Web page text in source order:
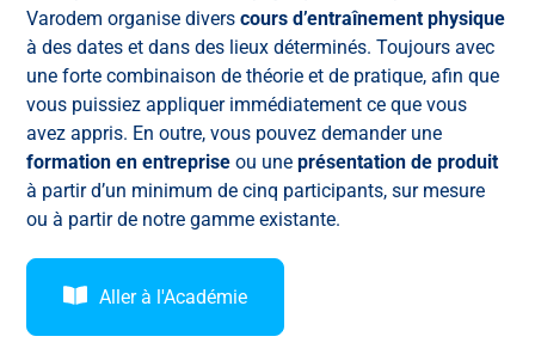
Varodem organise divers cours d’entraînement physique
à des dates et dans des lieux déterminés. Toujours avec
une forte combinaison de théorie et de pratique, afin que
vous puissiez appliquer immédiatement ce que vous
avez appris. En outre, vous pouvez demander une
formation en entreprise ou une présentation de produit
à partir d’un minimum de cinq participants, sur mesure
ou à partir de notre gamme existante.
Aller à l'Académie